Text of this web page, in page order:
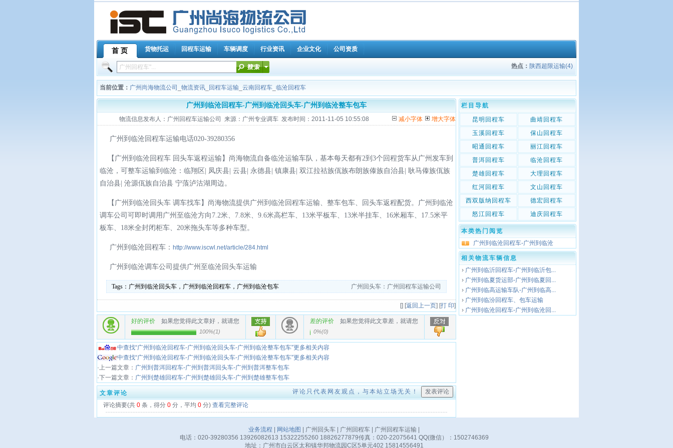
首 页 货物托运 回程车运输 车辆调度 行业资讯 企业文化 公司资质
热点： 陕西超限运输(4)
当前位置： 广州尚海物流公司 物流资讯 回程车运输 云南回程车 临沧回程车
广州到临沧回程车-广州到临沧回头车-广州到临沧整车包车
减小字体 增大字体
物流信息发布人：广州回程车运输公司 来源：广州专业调车 发布时间：2011-11-05 10:55:08
广州到临沧回程车运输电话020-39280356
【广州到临沧回程车 回头车返程运输】尚海物流自备临沧运输车队，基本每天都有2到3个回程货车从广州发车到
临沧，可整车运输到临沧：临翔区| 凤庆县| 云县| 永德县| 镇康县| 双江拉祜族佤族布朗族傣族自治县| 耿马傣族佤族
自治县| 沧源佤族自治县 宁蒗泸沽湖周边。
【广州到临沧回头车 调车找车】尚海物流提供广州到临沧回程车运输、整车包车、回头车返程配货。广州到临沧
调车公司可即时调用广州至临沧方向7.2米、7.8米、9.6米高栏车、13米平板车、13米半挂车、16米厢车、17.5米平
板车、18米全封闭柜车、20米拖头车等多种车型。
广州到临沧回程车： http://www.iscwl.net/article/284.html
广州到临沧调车公司提供广州至临沧回头车运输
Tags： 广州到临沧回头车，广州到临沧回程车，广州到临沧包车 广州回头车：广州回程车运输公司
[] [返回上一页] [打 印]
好的评价 如果您觉得此文章好，就请您
100%(1)
差的评价 如果您觉得此文章差，就请您
0%(0)
中查找“广州到临沧回程车-广州到临沧回头车-广州到临沧整车包车”更多相关内容
中查找“广州到临沧回程车-广州到临沧回头车-广州到临沧整车包车”更多相关内容
·上一篇文章： 广州到普洱回程车-广州到普洱回头车-广州到普洱整车包车
·下一篇文章： 广州到楚雄回程车-广州到楚雄回头车-广州到楚雄整车包车
文章评论
评论只代表网友观点，与本站立场无关！
评论摘要(共 0 条，得分 0 分，平均 0 分) 查看完整评论
栏目导航
昆明回程车
曲靖回程车
玉溪回程车
保山回程车
昭通回程车
丽江回程车
普洱回程车
临沧回程车
楚雄回程车
大理回程车
红河回程车
文山回程车
西双版纳回程车
德宏回程车
怒江回程车
迪庆回程车
本类热门阅览
1 广州到临沧回程车-广州到临沧
相关物流车辆信息
› 广州到临沂回程车-广州到临沂包...
› 广州到临夏货运部-广州到临夏回...
› 广州到临高运输车队-广州到临高...
› 广州到临汾回程车、包车运输
› 广州到临沧回程车-广州到临沧回...
业务流程 网站地图
| 广州回头车 | 广州回程车 | 广州回程车运输 |
电话：020-39280356 13926082613 15322255260 18826277879传真：020-22075641 QQ(微信）：1502746369
地址：广州市白云区太和镇华邦物流园C区5单元402 15814556491